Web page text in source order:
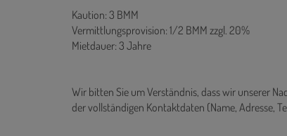
Kaution: 3 BMM
Vermittlungsprovision: 1/2 BMM zzgl. 20%
Mietdauer: 3 Jahre
Wir bitten Sie um Verständnis, dass wir unserer
der vollständigen Kontaktdaten (Name, Adresse,